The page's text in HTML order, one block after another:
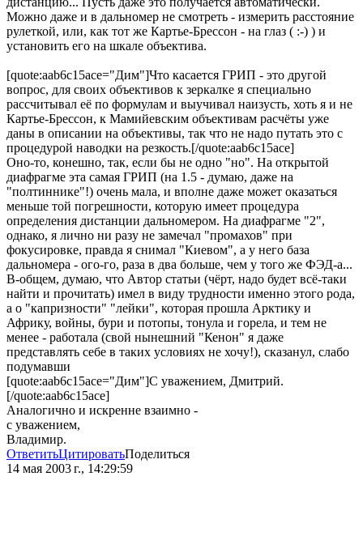
Можно даже и в дальномер не смотреть - измерить расстояние
рулеткой, или, как тот же Картье-Брессон - на глаз ( :-) ) и
установить его на шкале объектива.
[quote:aab6c15ace="Дим"]Что касается ГРИП - это другой
вопрос, для своих объективов к зеркалке я специально
рассчитывал её по формулам и выучивал наизусть, хоть я и не
Картье-Брессон, к Мамийевским объективам расчёты уже
даны в описании на объективы, так что не надо путать это с
процедурой наводки на резкость.[/quote:aab6c15ace]
Оно-то, конешно, так, если бы не одно "но". На открытой
диафрагме эта самая ГРИП (на 1.5 - думаю, даже на
"полтиннике"!) очень мала, и вполне даже может оказаться
меньше той погрешности, которую имеет процедура
определения дистанции дальномером. На диафрагме "2",
однако, я лично ни разу не замечал "промахов" при
фокусировке, правда я снимал "Киевом", а у него база
дальномера - ого-го, раза в два больше, чем у того же ФЭД-а...
В-общем, думаю, что Автор статьи (чёрт, надо будет всё-таки
найти и прочитать) имел в виду трудности именно этого рода,
а о "капризности" "лейки", которая прошла Арктику и
Африку, войны, бури и потопы, тонула и горела, и тем не
менее - работала (свой нынешний "Кенон" я даже
представлять себе в таких условиях не хочу!), сказанул, слабо
подумавши
[quote:aab6c15ace="Дим"]С уважением, Дмитрий.
[/quote:aab6c15ace]
Аналогично и искренне взаимно -
с уважением,
Владимир.
ОтветитьЦитироватьПоделиться
14 мая 2003 г., 14:29:59